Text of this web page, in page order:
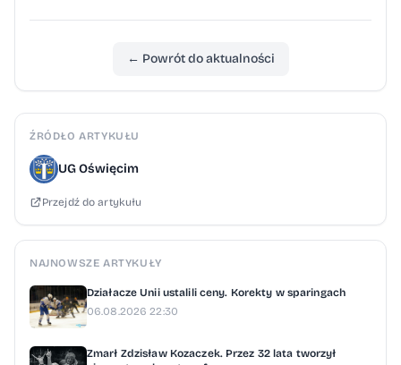
← Powrót do aktualności
ŹRÓDŁO ARTYKUŁU
UG Oświęcim
Przejdź do artykułu
NAJNOWSZE ARTYKUŁY
Działacze Unii ustalili ceny. Korekty w sparingach
06.08.2026 22:30
Zmarł Zdzisław Kozaczek. Przez 32 lata tworzył